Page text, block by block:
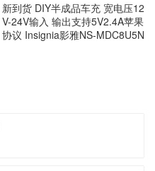
新到货 DIY半成品车充 宽电压12
V-24V输入 输出支持5V2.4A苹果
协议 Insignia影雅NS-MDC8U5N